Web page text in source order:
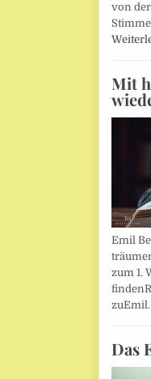
von
Mit
Emil
zum 1.
Das